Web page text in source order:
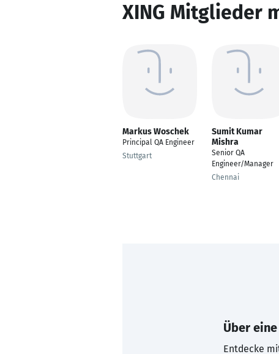
XING Mitglieder
Markus Woschek
Principal QA Engineer
Stuttgart
Sumit Kumar
Mishra
Senior QA
Engineer/Manager
Chennai
Über
Entdecke